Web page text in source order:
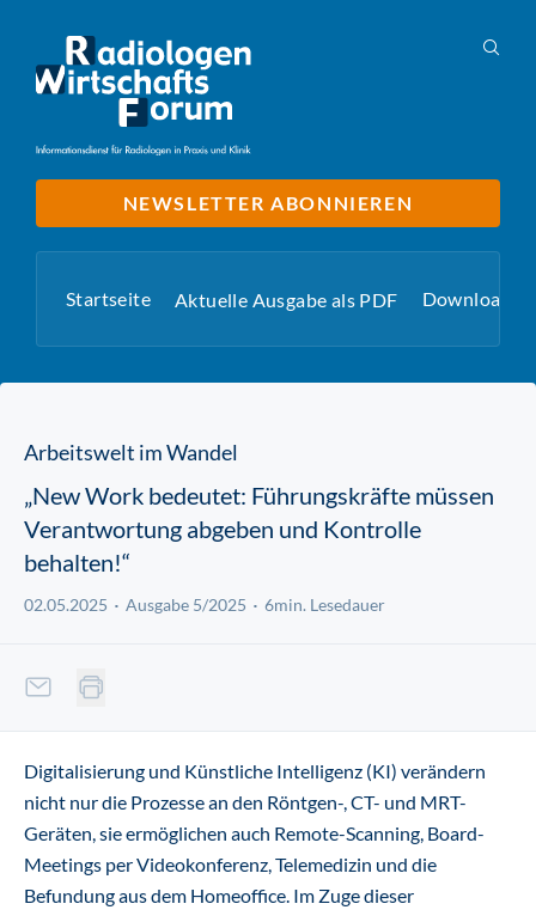
NEWSLETTER ABONNIEREN
Startseite Aktuelle Ausgabe als PDF Downloads
Arbeitswelt im Wandel
„New Work bedeutet: Führungskräfte müssen
Verantwortung abgeben und Kontrolle
behalten!“
02.05.2025 Ausgabe 5/2025 6min. Lesedauer
Digitalisierung und Künstliche Intelligenz (KI) verändern
nicht nur die Prozesse an den Röntgen-, CT- und MRT-
Geräten, sie ermöglichen auch Remote-Scanning, Board-
Meetings per Videokonferenz, Telemedizin und die
Befundung aus dem Homeoffice. Im Zuge dieser